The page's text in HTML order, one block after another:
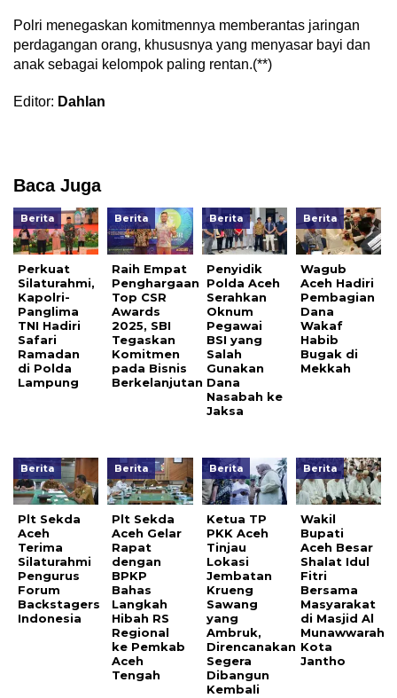
Polri menegaskan komitmennya memberantas jaringan
perdagangan orang, khususnya yang menyasar bayi dan
anak sebagai kelompok paling rentan.(**)
Editor: Dahlan
Baca Juga
Berita
Perkuat
Silaturahmi,
Kapolri-
Panglima
TNI Hadiri
Safari
Ramadan
di Polda
Lampung
Berita
Raih Empat
Penghargaan
Top CSR
Awards
2025, SBI
Tegaskan
Komitmen
pada Bisnis
Berkelanjutan
Berita
Penyidik
Polda Aceh
Serahkan
Oknum
Pegawai
BSI yang
Salah
Gunakan
Dana
Nasabah ke
Jaksa
Berita
Wagub
Aceh Hadiri
Pembagian
Dana
Wakaf
Habib
Bugak di
Mekkah
Berita
Plt Sekda
Aceh
Terima
Silaturahmi
Pengurus
Forum
Backstagers
Indonesia
Berita
Plt Sekda
Aceh Gelar
Rapat
dengan
BPKP
Bahas
Langkah
Hibah RS
Regional
ke Pemkab
Aceh
Tengah
Berita
Ketua TP
PKK Aceh
Tinjau
Lokasi
Jembatan
Krueng
Sawang
yang
Ambruk,
Direncanakan
Segera
Dibangun
Kembali
Berita
Wakil
Bupati
Aceh Besar
Shalat Idul
Fitri
Bersama
Masyarakat
di Masjid Al
Munawwarah
Kota
Jantho